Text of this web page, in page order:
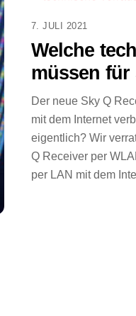
7. JULI 2021
Welche
müssen für
Der neue Sky Q
mit dem Internet
eigentlich? Wir
Q Receiver per
per LAN mit dem